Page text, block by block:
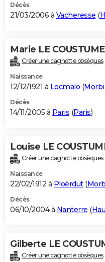
Décès
21/03/2006 à Vacheresse (
Marie LE
Créer une cagnotte obsèques
Naissance
12/12/1921 à Locmalo (
Décès
14/11/2005 à Paris (Paris)
Louise LE
Créer une cagnotte obsèques
Naissance
22/02/1912 à Ploërdut(
Décès
06/10/2004 à Nanterre (
Gilberte LE
Créer une cagnotte obsèques